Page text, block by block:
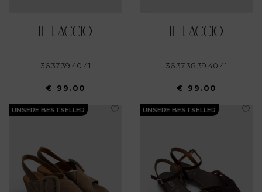
36 37 39 40 41
€ 99.00
36 37 38 39 40 41
€ 99.00
UNSERE BESTSELLER UNSERE BESTSELLER